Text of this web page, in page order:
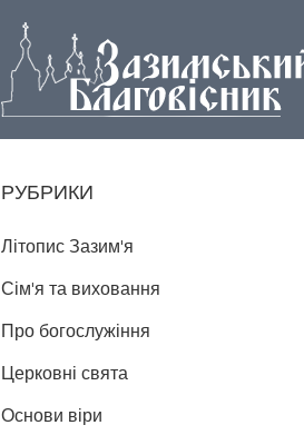
РУБРИКИ
Літопис Зазим'я
Сім'я та виховання
Про богослужіння
Церковні свята
Основи віри